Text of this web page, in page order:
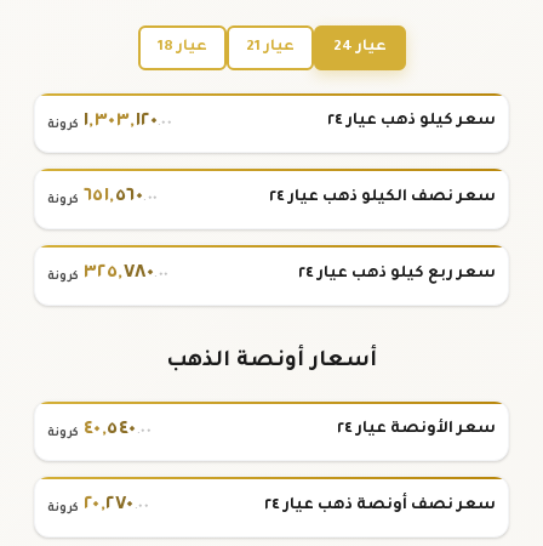
عيار 24 عيار 21 عيار 18
سعر كيلو ذهب عيار ٢٤ ١,٣٠٣,١٢٠.٠٠ كرونة
سعر نصف الكيلو ذهب عيار ٢٤ ٦٥١,٥٦٠.٠٠ كرونة
سعر ربع كيلو ذهب عيار ٢٤ ٣٢٥,٧٨٠.٠٠ كرونة
أسعار أونصة الذهب
سعر الأونصة عيار ٢٤ ٤٠,٥٤٠ .٠٠ كرونة
سعر نصف أونصة ذهب عيار ٢٤ ٢٠,٢٧٠ .٠٠ كرونة